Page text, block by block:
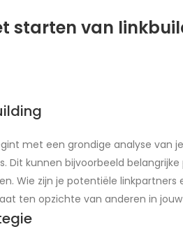
starten van
met een grondige analyse van
kunnen bijvoorbeeld
Wie zijn je potentiële
ten opzichte van anderen in